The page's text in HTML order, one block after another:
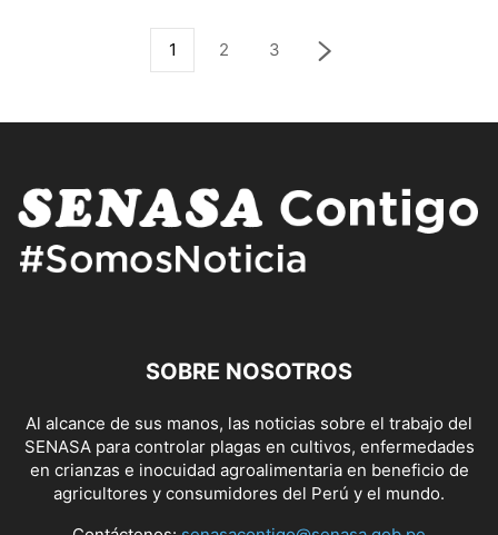
1 2 3
SOBRE NOSOTROS
Al alcance de sus manos, las noticias sobre el trabajo del
SENASA para controlar plagas en cultivos, enfermedades
en crianzas e inocuidad agroalimentaria en beneficio de
agricultores y consumidores del Perú y el mundo.